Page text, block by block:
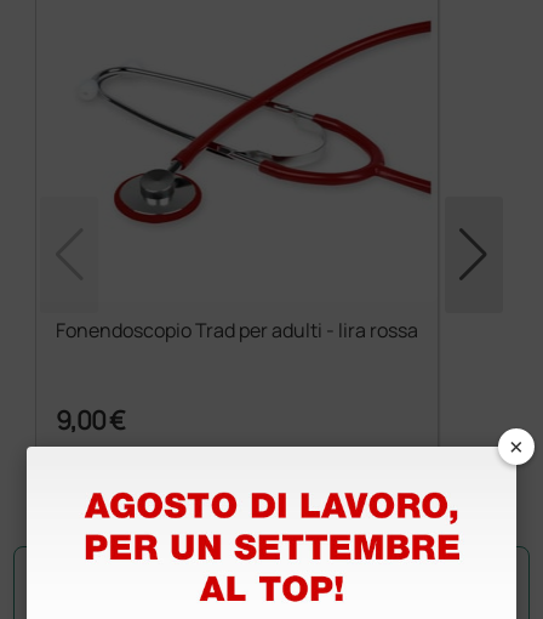
Fonendoscopio Trad per adulti - lira rossa
9,00 €
1 pz.
×